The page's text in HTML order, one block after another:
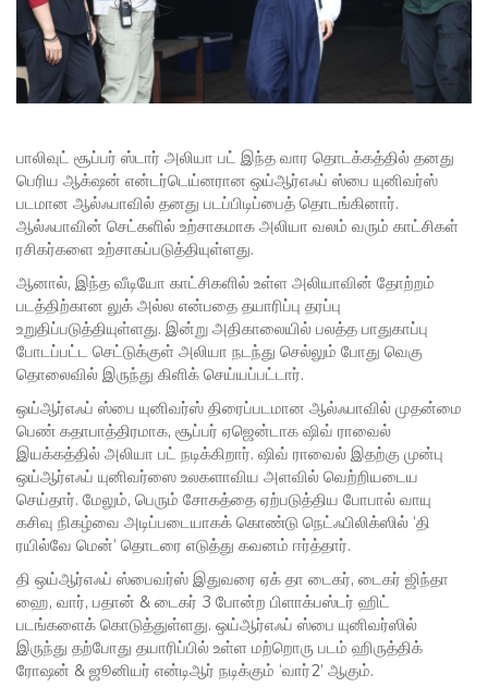
பாலிவுட் சூப்பர் ஸ்டார் அலியா பட் இந்த வார தொடக்கத்தில் தனது
பெரிய ஆக்‌ஷன் என்டர்டெய்னரான ஒய்ஆர்எஃப் ஸ்பை யுனிவர்ஸ்
படமான ஆல்ஃபாவில் தனது படப்பிடிப்பைத் தொடங்கினார்.
ஆல்ஃபாவின் செட்களில் உற்சாகமாக அலியா வலம் வரும் காட்சிகள்
ரசிகர்களை உற்சாகப்படுத்தியுள்ளது.
ஆனால், இந்த வீடியோ காட்சிகளில் உள்ள அலியாவின் தோற்றம்
படத்திற்கான லுக் அல்ல என்பதை தயாரிப்பு தரப்பு
உறுதிப்படுத்தியுள்ளது. இன்று அதிகாலையில் பலத்த பாதுகாப்பு
போடப்பட்ட செட்டுக்குள் அலியா நடந்து செல்லும் போது வெகு
தொலைவில் இருந்து கிளிக் செய்யப்பட்டார்.
ஒய்ஆர்எஃப் ஸ்பை யுனிவர்ஸ் திரைப்படமான ஆல்ஃபாவில் முதன்மை
பெண் கதாபாத்திரமாக, சூப்பர் ஏஜென்டாக ஷிவ் ராவைல்
இயக்கத்தில் அலியா பட் நடிக்கிறார். ஷிவ் ராவைல் இதற்கு முன்பு
ஒய்ஆர்எஃப் யுனிவர்ஸை உலகளாவிய அளவில் வெற்றியடைய
செய்தார். மேலும், பெரும் சோகத்தை ஏற்படுத்திய போபால் வாயு
கசிவு நிகழ்வை அடிப்படையாகக் கொண்டு நெட்ஃபிலிக்ஸில் ‘தி
ரயில்வே மென்’ தொடரை எடுத்து கவனம் ஈர்த்தார்.
தி ஒய்ஆர்எஃப் ஸ்பைவர்ஸ் இதுவரை ஏக் தா டைகர், டைகர் ஜிந்தா
ஹை, வார், பதான் & டைகர் 3 போன்ற பிளாக்பஸ்டர் ஹிட்
படங்களைக் கொடுத்துள்ளது. ஒய்ஆர்எஃப் ஸ்பை யுனிவர்ஸில்
இருந்து தற்போது தயாரிப்பில் உள்ள மற்றொரு படம் ஹிருத்திக்
ரோஷன் & ஜூனியர் என்டிஆர் நடிக்கும் ‘வார்2’ ஆகும்.